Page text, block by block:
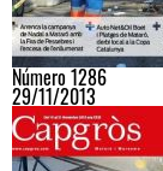
Número 1286
29/11/2013